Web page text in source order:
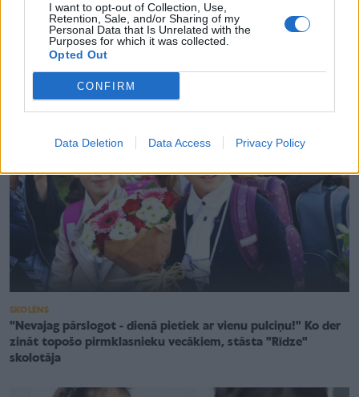
I want to opt-out of Collection, Use,
Retention, Sale, and/or Sharing of my
Personal Data that Is Unrelated with the
Purposes for which it was collected.
Opted Out
CONFIRM
Data Deletion Data Access Privacy Policy
Skola rada stresu? Trauksmi? Jauniešiem no 14 līdz 25
gadiem ir iespēja saņemt digitālo terapiju
SKOLĒNS
"Nevajag pārslogot - dienā pietiek ar vienu pulciņu!" Ko der
zināt topošo pirmklasnieku vecākiem, stāsta "Rīdze"
skolotāja